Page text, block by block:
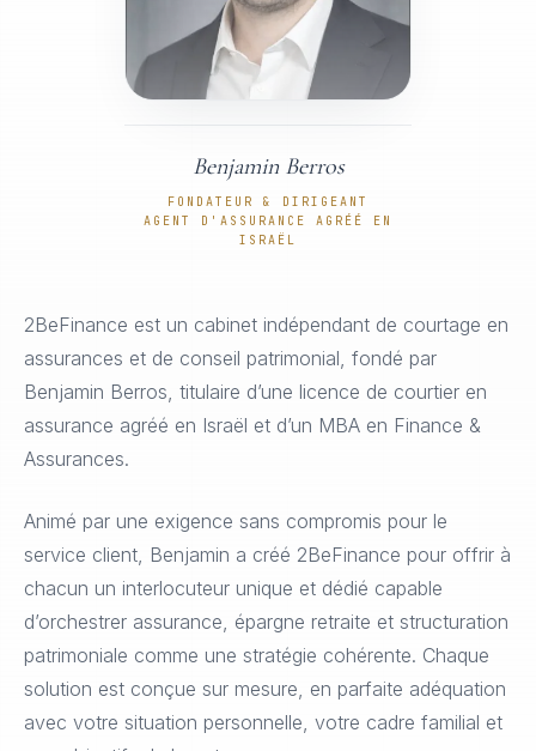
Benjamin Berros
FONDATEUR & DIRIGEANT
AGENT D'ASSURANCE AGRÉÉ EN
ISRAËL
2BeFinance est un cabinet indépendant de courtage en
assurances et de conseil patrimonial, fondé par
Benjamin Berros, titulaire d’une licence de courtier en
assurance agréé en Israël et d’un MBA en Finance &
Assurances.
Animé par une exigence sans compromis pour le
service client, Benjamin a créé 2BeFinance pour offrir à
chacun un interlocuteur unique et dédié capable
d’orchestrer assurance, épargne retraite et structuration
patrimoniale comme une stratégie cohérente. Chaque
solution est conçue sur mesure, en parfaite adéquation
avec votre situation personnelle, votre cadre familial et